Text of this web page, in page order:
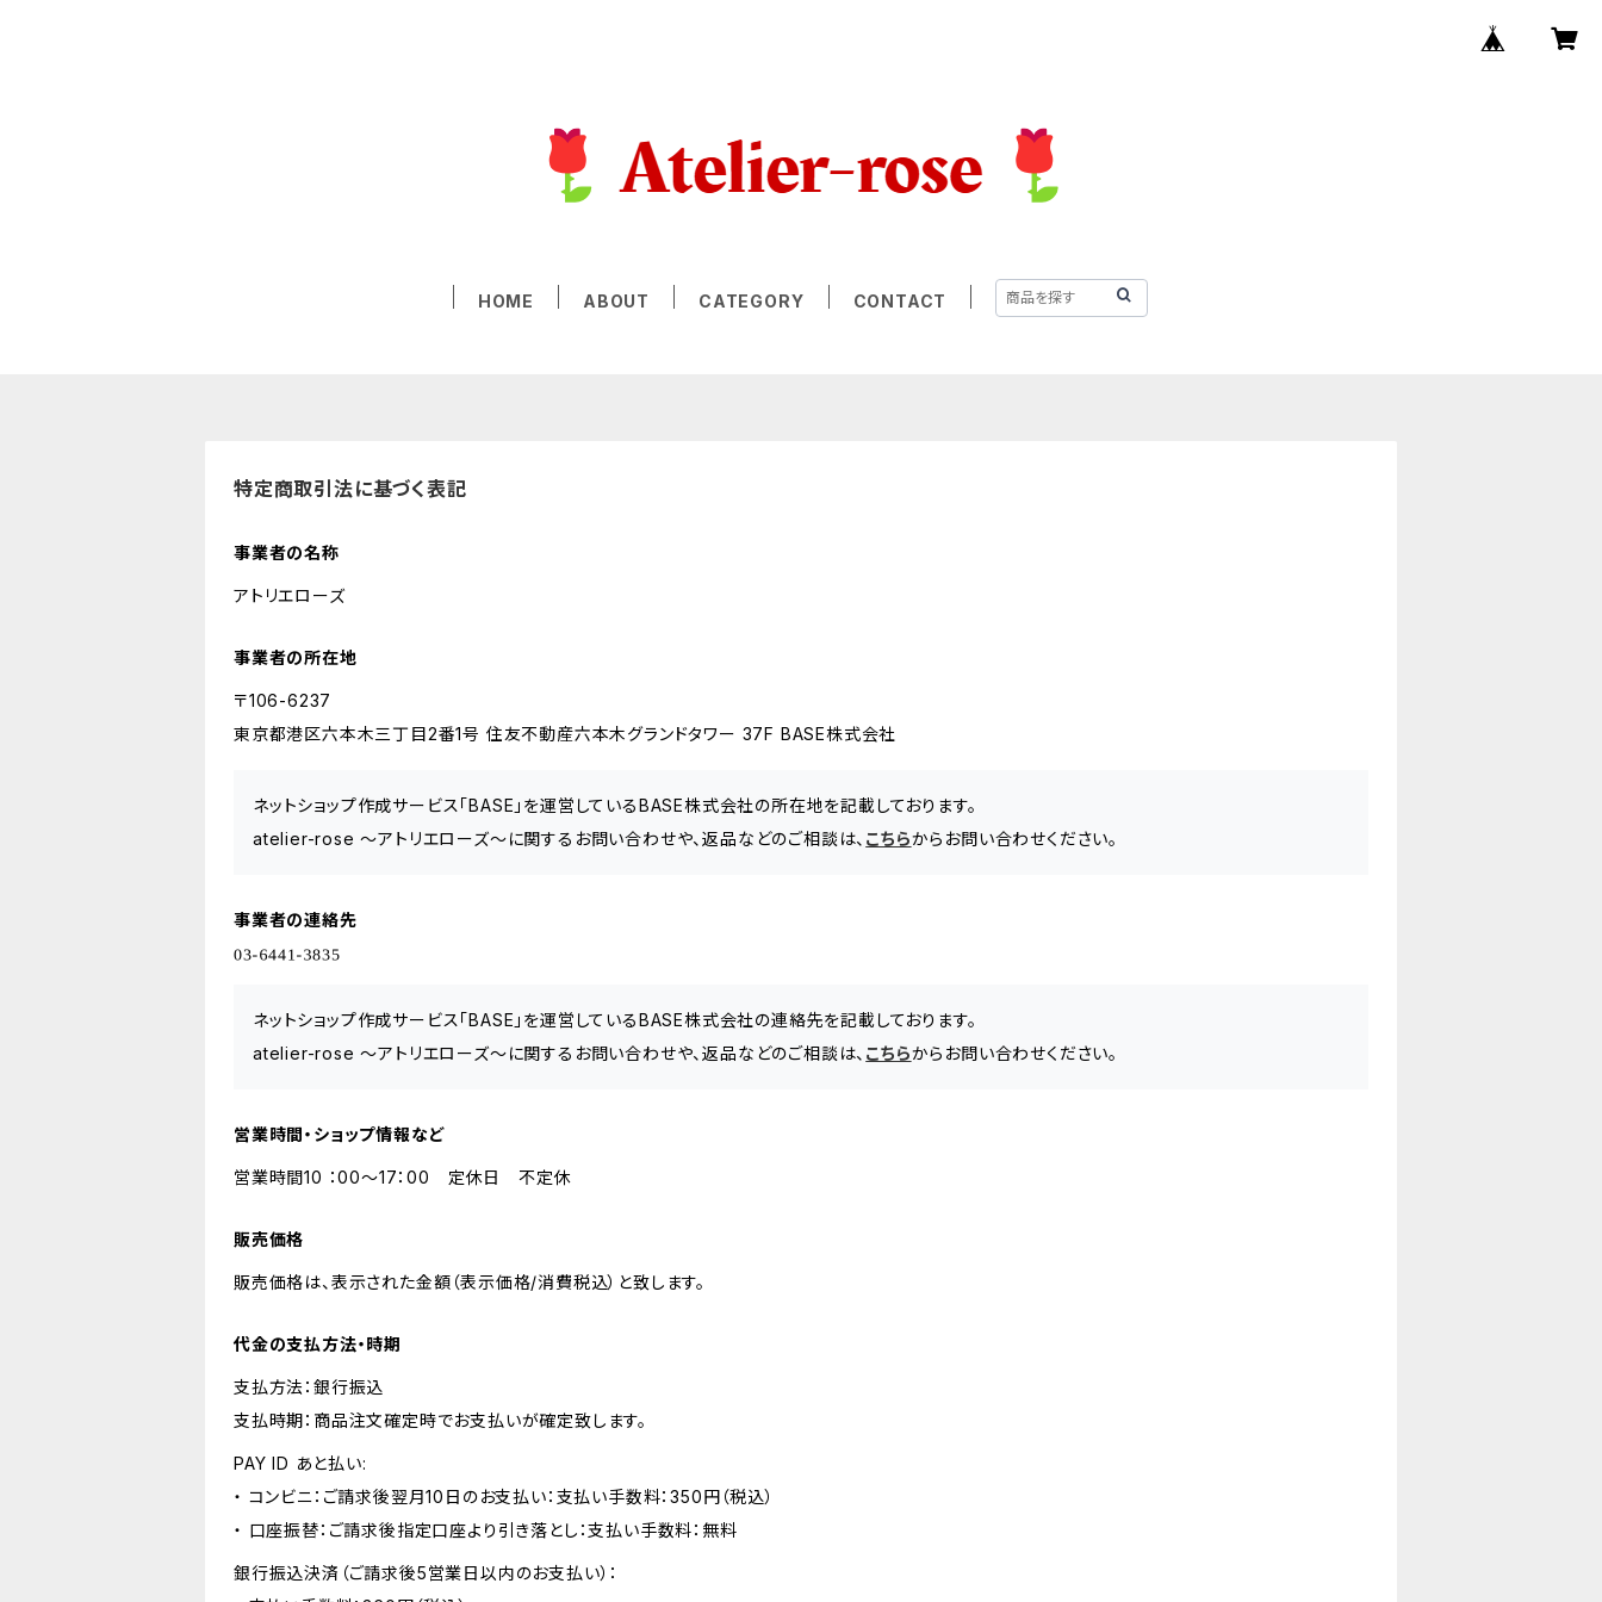
HOME ABOUT CATEGORY CONTACT
特定商取引法に基づく表記
事業者の名称
アトリエローズ
事業者の所在地
〒106-6237
東京都港区六本木三丁目2番1号 住友不動産六本木グランドタワー 37F BASE株式会社
ネットショップ作成サービス「BASE」を運営しているBASE株式会社の所在地を記載しております。
atelier-rose ～アトリエローズ～に関するお問い合わせや、返品などのご相談は、 こちらからお問い合わせください。
事業者の連絡先
ネットショップ作成サービス「BASE」を運営しているBASE株式会社の連絡先を記載しております。
atelier-rose ～アトリエローズ～に関するお問い合わせや、返品などのご相談は、 こちらからお問い合わせください。
営業時間・ショップ情報など
営業時間10 ：00～17：00 定休日 不定休
販売価格
販売価格は、表示された金額（表示価格/消費税込）と致します。
代金の支払方法・時期
支払方法：銀行振込
支払時期：商品注文確定時でお支払いが確定致します。
PAY ID あと払い:
・ コンビニ：ご請求後翌月10日のお支払い：支払い手数料：350円（税込）
・ 口座振替：ご請求後指定口座より引き落とし：支払い手数料：無料
銀行振込決済（ご請求後5営業日以内のお支払い）：